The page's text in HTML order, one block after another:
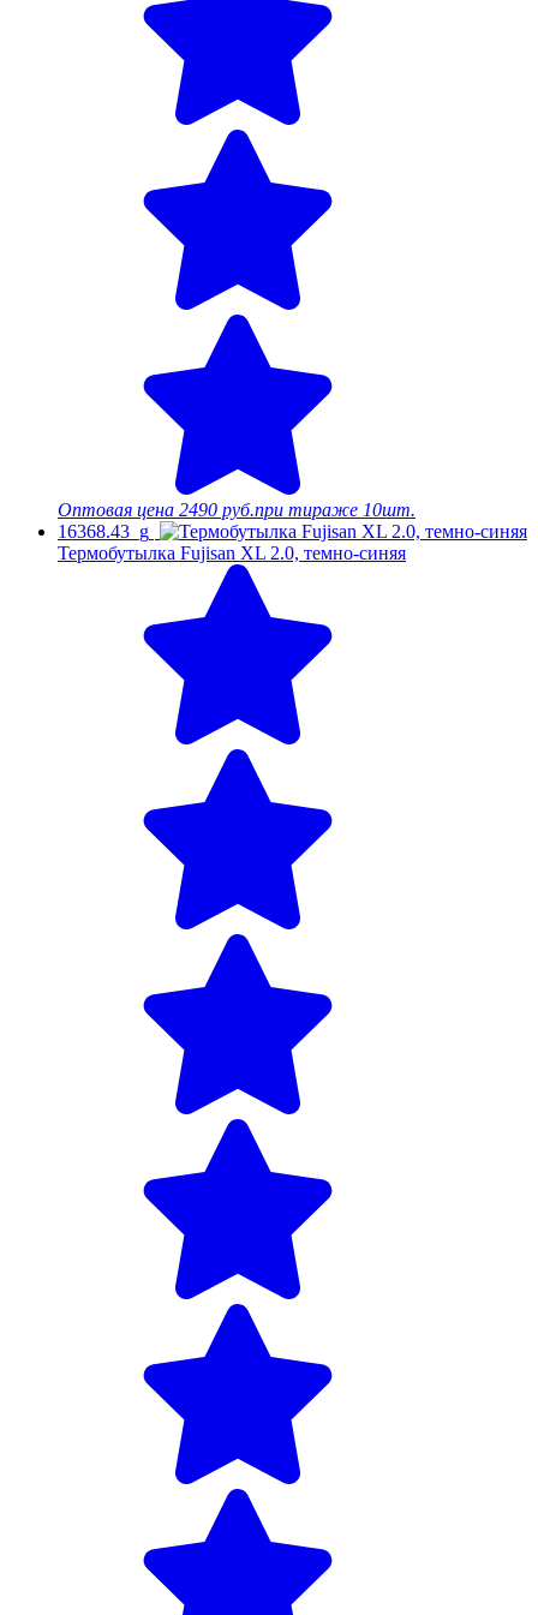
Оптовая цена 2490 руб.при тираже 10шт.
16368.43_g
Термобутылка Fujisan XL 2.0, темно-синяя